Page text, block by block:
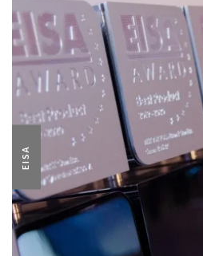
EISA